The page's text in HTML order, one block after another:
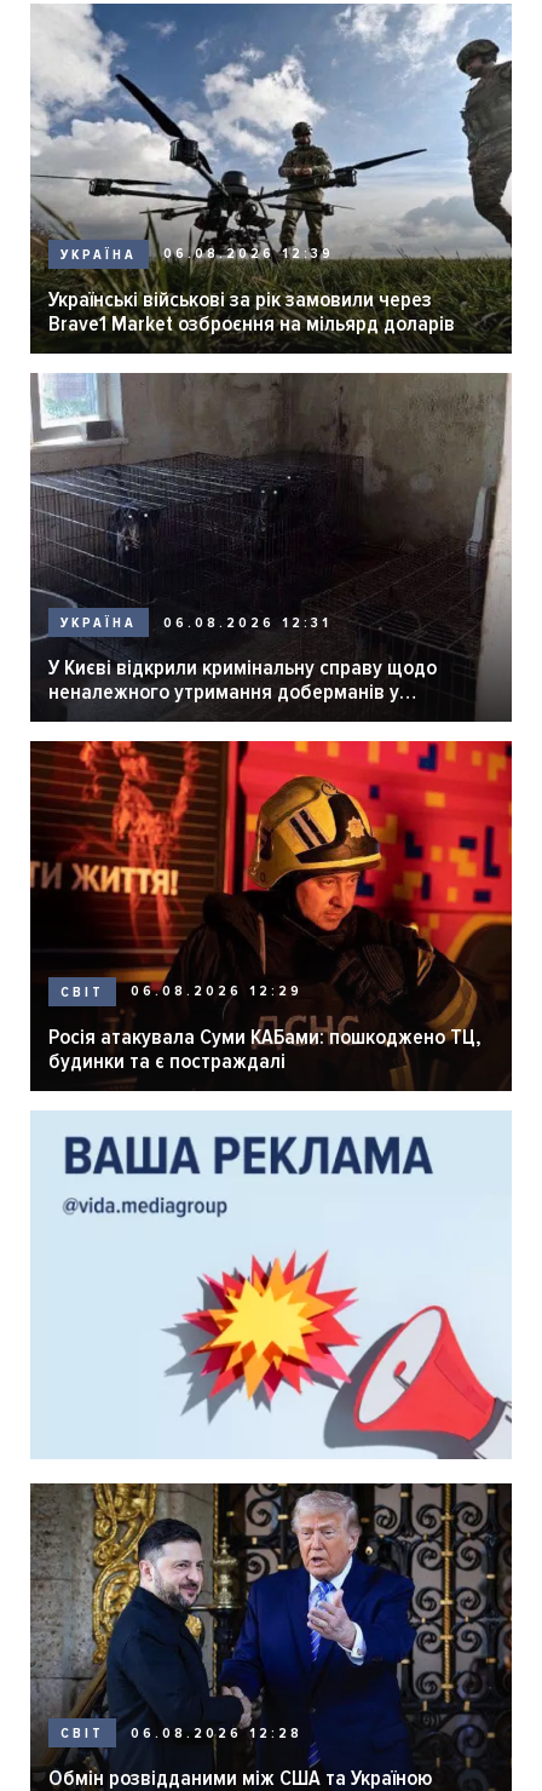
УКРАЇНА 06.08.2026 12:39
Українські військові за рік замовили через
Brave1 Market озброєння на мільярд доларів
УКРАЇНА 06.08.2026 12:31
У Києві відкрили кримінальну справу щодо
неналежного утримання доберманів у
розпліднику
СВІТ 06.08.2026 12:29
Росія атакувала Суми КАБами: пошкоджено ТЦ,
будинки та є постраждалі
СВІТ 06.08.2026 12:28
Обмін розвідданими між США та Україною